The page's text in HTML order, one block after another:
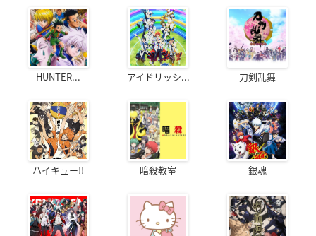
HUNTER... アイドリッシ... 刀剣乱舞
ハイキュー!! 暗殺教室 銀魂